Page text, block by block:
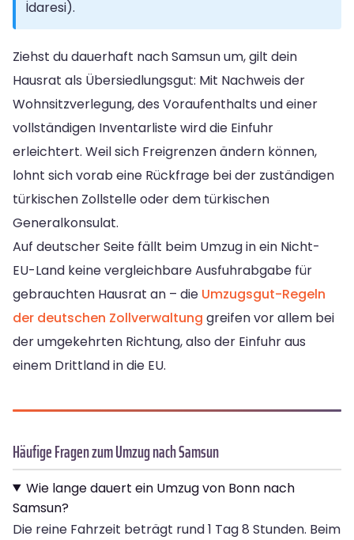
İdaresi).
Ziehst du dauerhaft nach Samsun um, gilt dein
Hausrat als Übersiedlungsgut: Mit Nachweis der
Wohnsitzverlegung, des Voraufenthalts und einer
vollständigen Inventarliste wird die Einfuhr
erleichtert. Weil sich Freigrenzen ändern können,
lohnt sich vorab eine Rückfrage bei der zuständigen
türkischen Zollstelle oder dem türkischen
Generalkonsulat.
Auf deutscher Seite fällt beim Umzug in ein Nicht-
EU-Land keine vergleichbare Ausfuhrabgabe für
gebrauchten Hausrat an – die Umzugsgut-Regeln
der deutschen Zollverwaltung greifen vor allem bei
der umgekehrten Richtung, also der Einfuhr aus
einem Drittland in die EU.
Häufige Fragen zum Umzug nach Samsun
Wie lange dauert ein Umzug von Bonn nach
Samsun?
Die reine Fahrzeit beträgt rund 1 Tag 8 Stunden. Beim